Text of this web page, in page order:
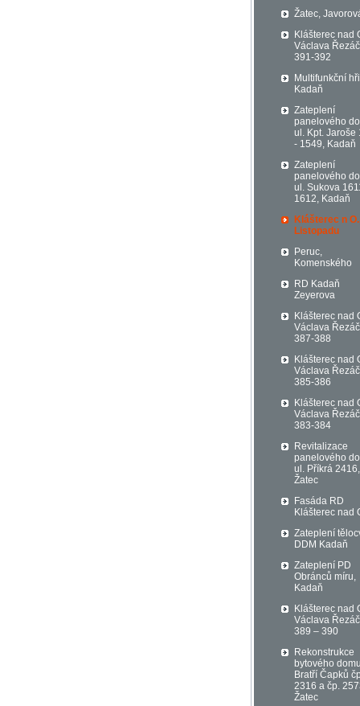
Žatec,
Klášterec nad
Václava
391-392
Multifunkční
Kadaň
Zateplení
panelového
ul. Kpt. Jaroše
- 1549, Kadaň
Zateplení
panelového
ul. Sukova
1612, Kadaň
Klášterec n
Listopadu
Peruc,
Komenského
RD Kadaň
Zeyerova
Klášterec nad
Václava
387-388
Klášterec nad
Václava
385-386
Klášterec nad
Václava
383-384
Revitalizace
panelového
ul. Příkrá 2416,
Žatec
Fasáda RD
Klášterec nad
Zateplení
DDM Kadaň
Zateplení PD
Obránců míru,
Kadaň
Klášterec nad
Václava
389 – 390
Rekonstrukce
bytového
Bratří Čapků
2316 a čp.
Žatec